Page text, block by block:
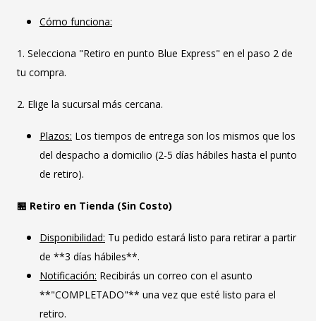
Cómo funciona:
1. Selecciona "Retiro en punto Blue Express" en el paso 2 de
tu compra.
2. Elige la sucursal más cercana.
Plazos: Los tiempos de entrega son los mismos que los
del despacho a domicilio (2-5 días hábiles hasta el punto
de retiro).
🏪 Retiro en Tienda (Sin Costo)
Disponibilidad: Tu pedido estará listo para retirar a partir
de **3 días hábiles**.
Notificación: Recibirás un correo con el asunto
**"COMPLETADO"** una vez que esté listo para el
retiro.